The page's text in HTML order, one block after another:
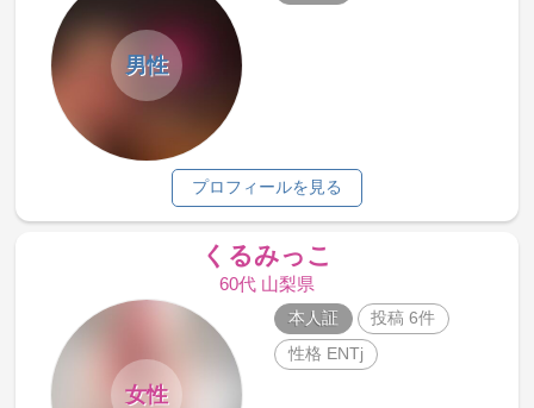
男性
プロフィールを見る
くるみっこ
60代 山梨県
女性
本人証
投稿 6件
性格 ENTj